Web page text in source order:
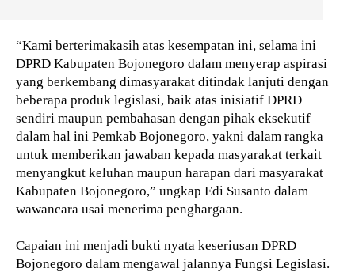
“Kami berterimakasih atas kesempatan ini, selama ini
DPRD Kabupaten Bojonegoro dalam menyerap aspirasi
yang berkembang dimasyarakat ditindak lanjuti dengan
beberapa produk legislasi, baik atas inisiatif DPRD
sendiri maupun pembahasan dengan pihak eksekutif
dalam hal ini Pemkab Bojonegoro, yakni dalam rangka
untuk memberikan jawaban kepada masyarakat terkait
menyangkut keluhan maupun harapan dari masyarakat
Kabupaten Bojonegoro,” ungkap Edi Susanto dalam
wawancara usai menerima penghargaan.
Capaian ini menjadi bukti nyata keseriusan DPRD
Bojonegoro dalam mengawal jalannya Fungsi Legislasi.